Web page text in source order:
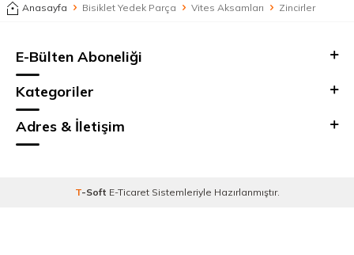
Anasayfa Bisiklet Yedek Parça Vites Aksamları Zincirler
E-Bülten Aboneliği
Kategoriler
Adres & İletişim
T-Soft E-TicaretSistemleriyle Hazırlanmıştır.